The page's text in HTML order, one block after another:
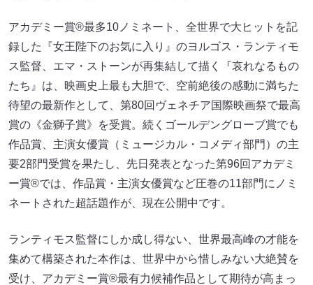
アカデミー賞®最多10ノミネート、全世界で大ヒットを記
録した『女王陛下のお気に入り』のヨルゴス・ランティモ
ス監督、エマ・ストーンが再集結して描く『哀れなるもの
たち』は、映画史上最も大胆で、空前絶後の感動に満ちた
待望の最新作として、第80回ヴェネチア国際映画祭で最高
賞の《金獅子賞》を受賞。続くゴールデングローブ賞でも
作品賞、主演女優賞（ミュージカル・コメディ部門）の主
要2部門受賞を果たし、先日発表となった第96回アカデミ
ー賞®では、作品賞・主演女優賞など圧巻の11部門にノミ
ネートされた超話題作が、現在公開中です。
ランティモス監督にしか成し得ない、世界最高峰の才能を
集めて構築された本作は、世界中から惜しみない大絶賛を
受け、アカデミー賞®最有力候補作品として期待が高まっ